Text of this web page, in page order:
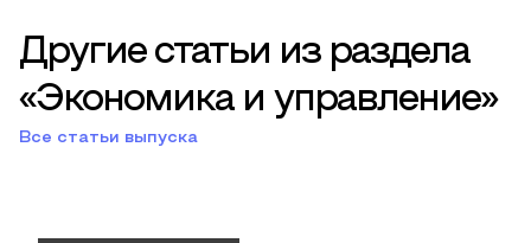
Другие статьи из раздела
«Экономика и управление»
Все статьи выпуска